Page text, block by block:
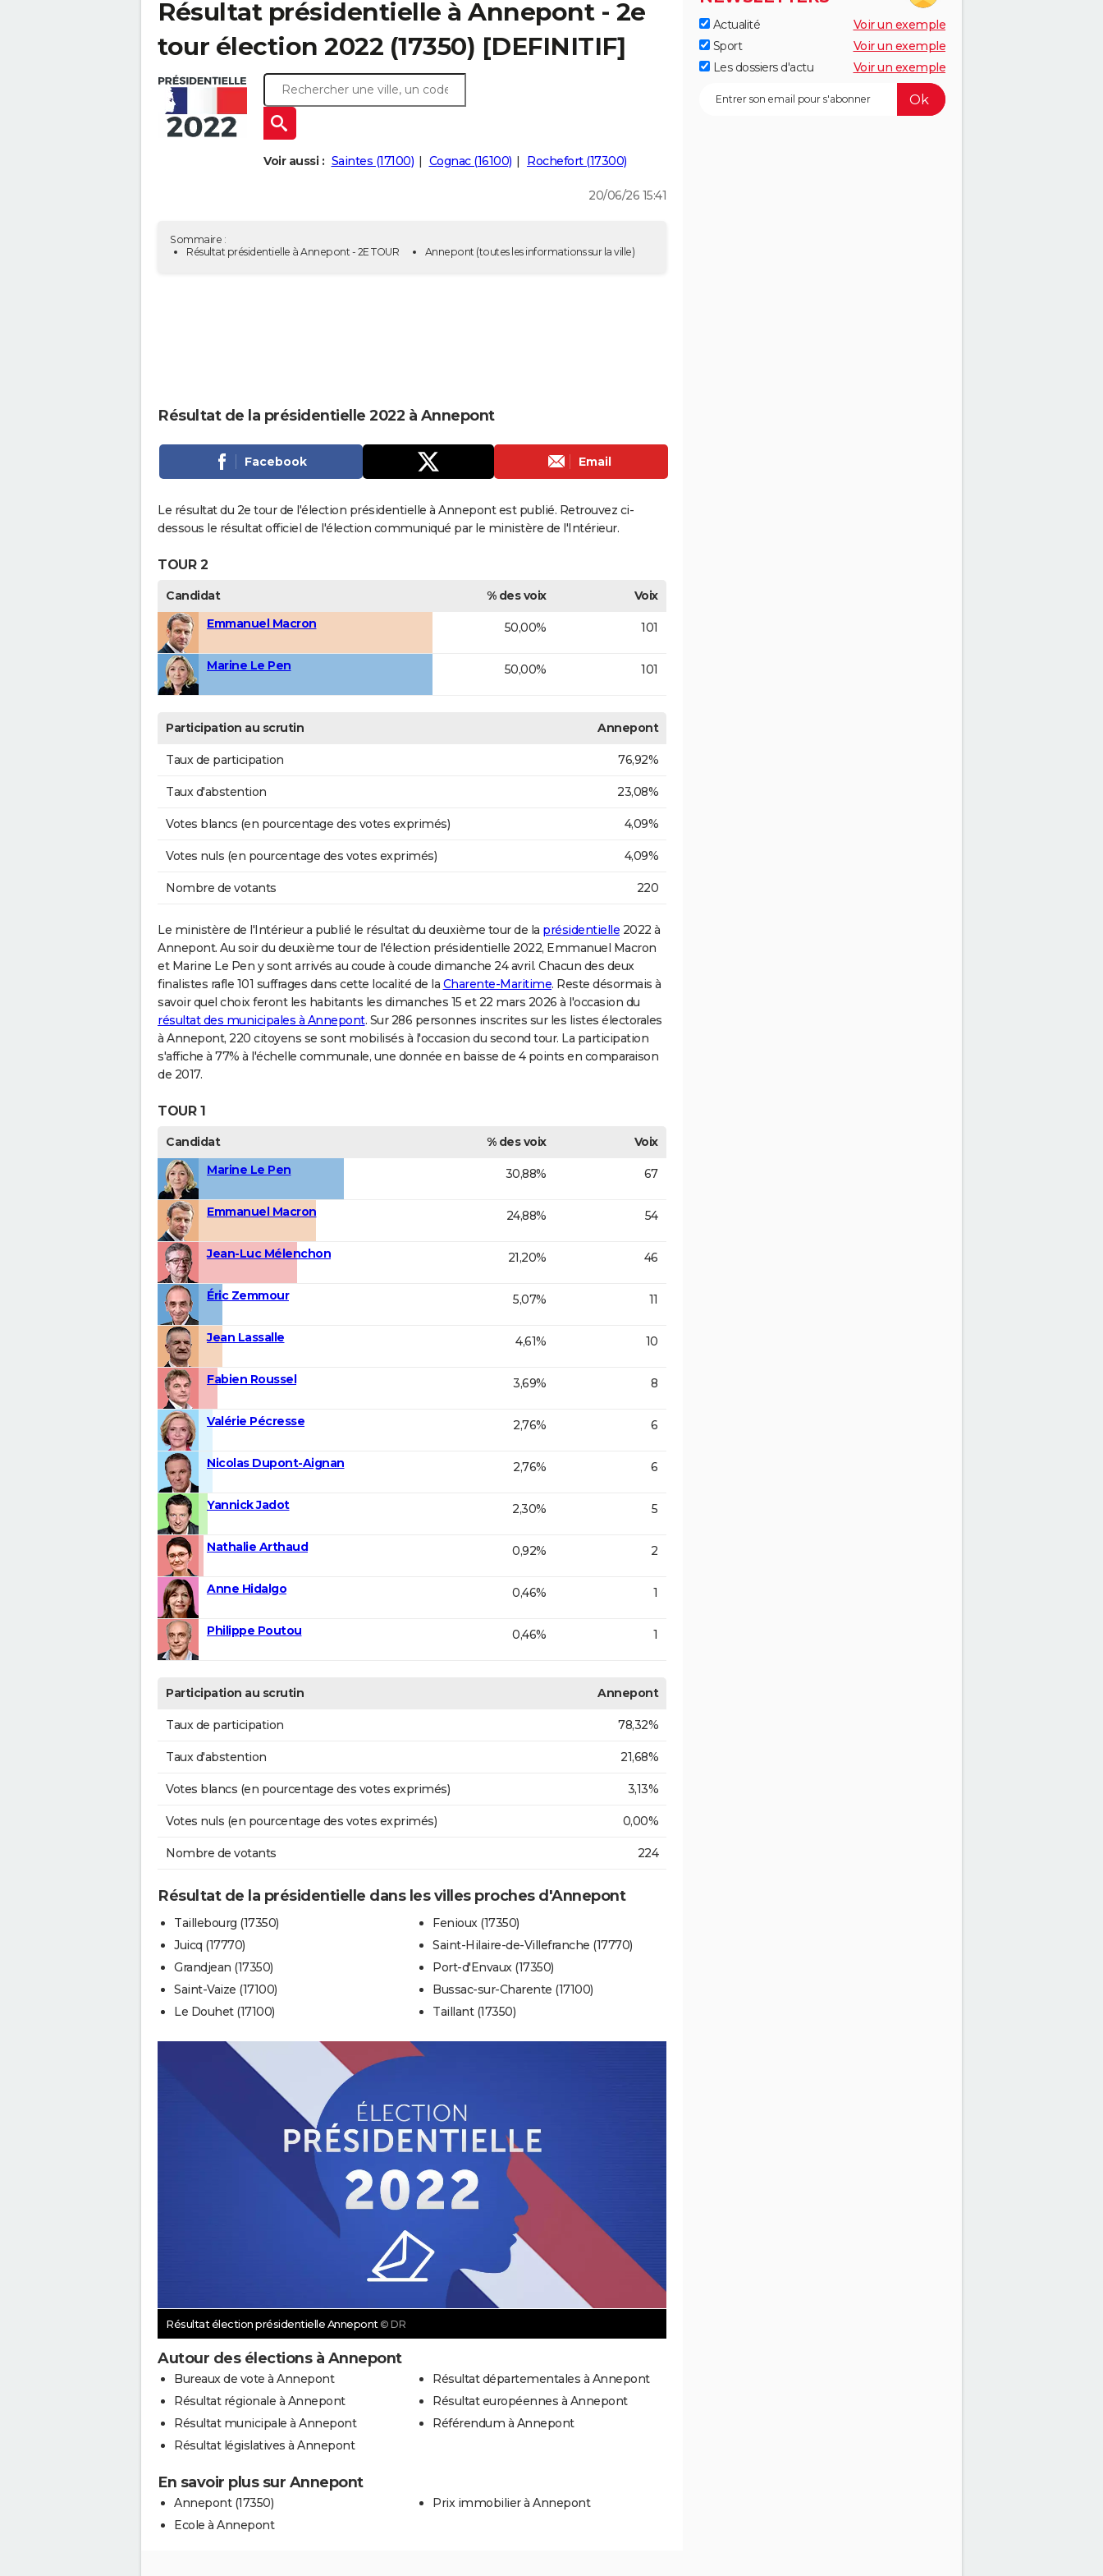
Résultat présidentielle à Annepont - 2e
tour élection 2022 (17350) [DEFINITIF]
Voir aussi : Saintes (17100) Cognac (16100) Rochefort (17300)
20/06/26 15:41
Sommaire :
Résultat présidentielle à Annepont - 2E TOUR
Annepont(toutes les informations sur la ville)
Résultat de la présidentielle 2022 à Annepont
Facebook Email
Le résultat du 2e tour de l'élection présidentielle à Annepont est publié. Retrouvez ci-
dessous le résultat officiel de l'élection communiqué par le ministère de l'Intérieur.
TOUR 2
Candidat % des voix
Voix
Emmanuel Macron
50,00% 101
Marine Le Pen 50,00% 101
Participation au scrutin Annepont
Taux de participation 76,92%
Taux d'abstention 23,08%
Votes blancs (en pourcentage des votes exprimés) 4,09%
Votes nuls (en pourcentage des votes exprimés) 4,09%
Nombre de votants 220
Le ministère de l'Intérieur a publié le résultat du deuxième tour de la présidentielle 2022 à
Annepont. Au soir du deuxième tour de l'élection présidentielle 2022, Emmanuel Macron
et Marine Le Pen y sont arrivés au coude à coude dimanche 24 avril. Chacun des deux
finalistes rafle 101 suffrages dans cette localité de la Charente-Maritime. Reste désormais à
savoir quel choix feront les habitants les dimanches 15 et 22 mars 2026 à l'occasion du
résultat des municipales à Annepont. Sur 286 personnes inscrites sur les listes électorales
à Annepont, 220 citoyens se sont mobilisés à l'occasion du second tour. La participation
s'affiche à 77% à l'échelle communale, une donnée en baisse de 4 points en comparaison
de 2017.
TOUR 1
Candidat % des voix
Voix
Marine Le Pen
30,88% 67
Emmanuel Macron 24,88% 54
Jean-Luc Mélenchon 21,20% 46
Éric Zemmour 5,07% 11
Jean Lassalle 4,61% 10
Fabien Roussel 3,69% 8
Valérie Pécresse 2,76% 6
Nicolas Dupont-Aignan 2,76% 6
Yannick Jadot 2,30% 5
Nathalie Arthaud 0,92% 2
Anne Hidalgo 0,46% 1
Philippe Poutou 0,46% 1
Participation au scrutin Annepont
Taux de participation 78,32%
Taux d'abstention 21,68%
Votes blancs (en pourcentage des votes exprimés) 3,13%
Votes nuls (en pourcentage des votes exprimés) 0,00%
Nombre de votants 224
Résultat de la présidentielle dans les villes proches d'Annepont
Taillebourg (17350)
Juicq (17770)
Grandjean (17350)
Saint-Vaize (17100)
Le Douhet (17100)
Fenioux (17350)
Saint-Hilaire-de-Villefranche (17770)
Port-d'Envaux (17350)
Bussac-sur-Charente (17100)
Taillant (17350)
Résultat élection présidentielle Annepont © DR
Autour des élections à Annepont
Bureaux de vote à Annepont
Résultat régionale à Annepont
Résultat municipale à Annepont
Résultat législatives à Annepont
Résultat départementales à Annepont
Résultat européennes à Annepont
Référendum à Annepont
En savoir plus sur Annepont
Annepont (17350)
Ecole à Annepont
Prix immobilier à Annepont
Actualité
Voir un exemple
Sport
Voir un exemple
Les dossiers d'actu
Voir un exemple